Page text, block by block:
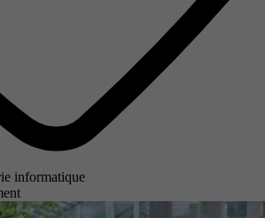
informatique